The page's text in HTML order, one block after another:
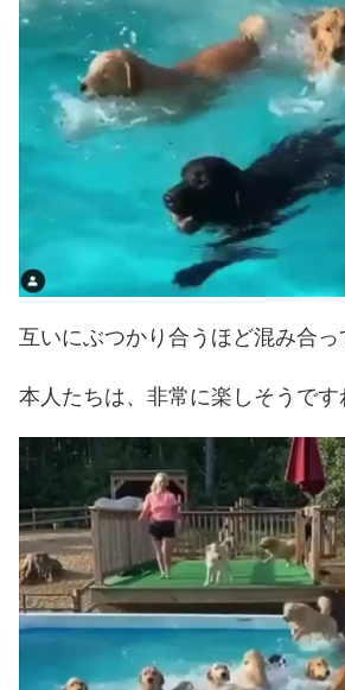
互いにぶつかり合うほど混み合
本人たちは、非常に楽しそうです